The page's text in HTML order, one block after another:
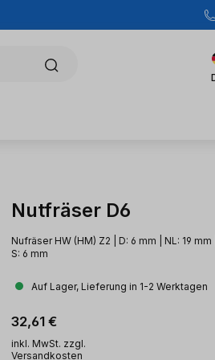
Nutfräser D6
Nufräser HW (HM) Z2 | D: 6 mm | NL: 19 mm
S: 6 mm
Auf Lager, Lieferung in 1-2 Werktagen
Regulärer Preis:
32,61 €
inkl. MwSt. zzgl.
Versandkosten